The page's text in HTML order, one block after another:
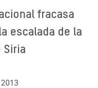
fracasa
escalada de la